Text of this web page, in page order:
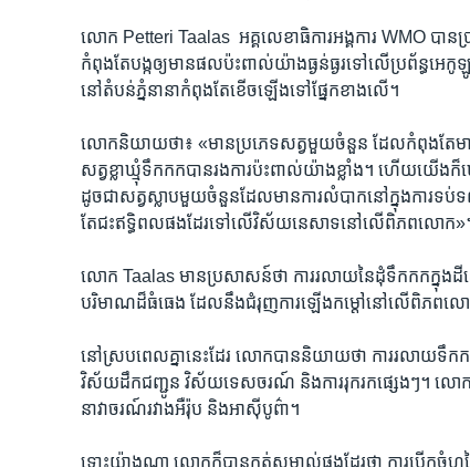
លោក​ Petteri Taalas ​ អគ្គលេខាធិការ​អង្គការ ​WMO​ បាន​
កំពុង​តែ​បង្ក​ឲ្យ​មាន​ផល​ប៉ះពាល់​យ៉ាង​ធ្ងន់ធ្ងរ​ទៅ​លើ​ប្រព័ន្
នៅ​តំបន់​ភ្នំ​នានា​កំពុង​តែ​ខើច​ឡើង​ទៅ​ផ្នែក​ខាង​លើ។
លោក​និយាយ​ថា៖ «មាន​ប្រភេទ​សត្វ​មួយ​ចំនួន ​ដែល​កំពុង​តែ​មា
សត្វ​ខ្លា​ឃ្មុំ​ទឹកកក​បាន​រង​ការ​ប៉ះពាល់​យ៉ាង​ខ្លាំង។ ហើយ​យើ
ដូចជា​សត្វ​ស្លាប​មួយ​ចំនួន​ដែល​មាន​ការ​លំបាក​នៅ​ក្នុង​ការ​ទប់
តែ​ជះ​ឥទ្ធិពល​ផង​ដែរទៅ​លើ​វិស័យ​នេសាទ​នៅ​លើ​ពិភពលោក»
លោក​ Taalas​ ​មាន​ប្រសាសន៍​ថា ការ​រលាយ​នៃ​ដុំ​ទឹកកក​ក្នុង​ដី​
បរិមាណ​ដ៏​ធំធេង​ ដែល​នឹង​ជំរុញ​ការ​ឡើង​កម្តៅ​នៅ​លើ​ពិភពល
នៅ​ស្រប​ពេល​គ្នា​នេះ​ដែរ លោក​បាន​និយាយ​ថា ការ​រលាយ​ទឹ
វិស័យ​ដឹកជញ្ជូន ​វិស័យ​ទេសចរណ៍ ​និង​ការ​រុករក​ផ្សេងៗ។ លោកប
នាវាចរណ៍​រវាង​អឺរ៉ុប និង​អាស៊ី​បូព៌ា។
ទោះ​យ៉ាង​ណា លោក​ក៏​បាន​កត់​សម្គាល់​ផង​ដែរ​ថា ការ​បើក​ចំហ​